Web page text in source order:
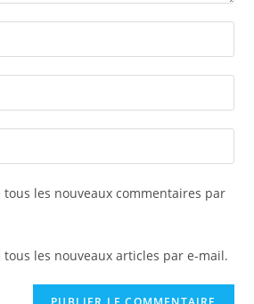
tous les nouveaux commentaires par
tous les nouveaux articles par e-mail.